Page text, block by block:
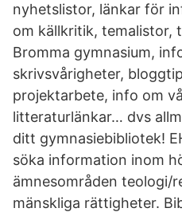
nyhetslistor, länkar för
om källkritik, temalistor,
Bromma gymnasium,
skrivsvårigheter,
projektarbete, info om
litteraturlänkar… dvs
ditt gymnasiebibliotek!
söka information inom
ämnesområden teologi/
mänskliga rättigheter.